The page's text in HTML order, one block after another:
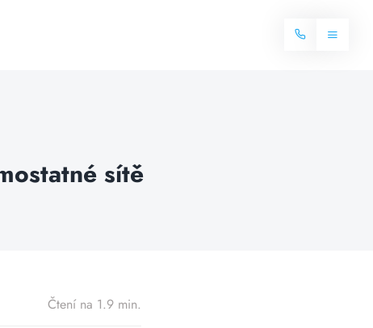
Toggle
sítě
Čtení na 1.9 min.